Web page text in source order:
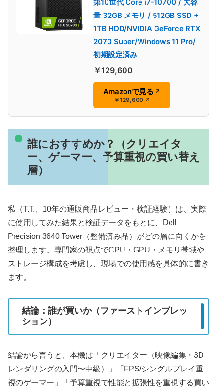
第10世代 Core i7-10700 / 大容
量 32GB メモリ / 512GB SSD +
1TB HDD/NVIDIA GeForce RTX
2070 Super/Windows 11 Pro/
初期設定済み
￥129,600
Amazonで見る ↗
￥129,600 ↗
誰におすすめか？（クリエイタ
ー、ゲーマー、予算重視の買い替え
層）
私（T.T.、10年の通販商品レビュー・検証経験）は、実際
に使用してみた結果と検証データをもとに、Dell
Precision 3640 Tower（整備済み品）がどの層に向くかを
整理します。専門家の視点でCPU・GPU・メモリ帯域や
ストレージ構成を考慮し、現場での使用感を具体的に書き
ます。
結論：誰が買いか（ファーストインプレッ
ション）
結論から言うと、本機は「クリエイター（映像編集・3D
レンダリングの入門〜中級）」「FPS/シングルプレイ重
視のゲーマー」「予算重視で性能と拡張性を重視する買い